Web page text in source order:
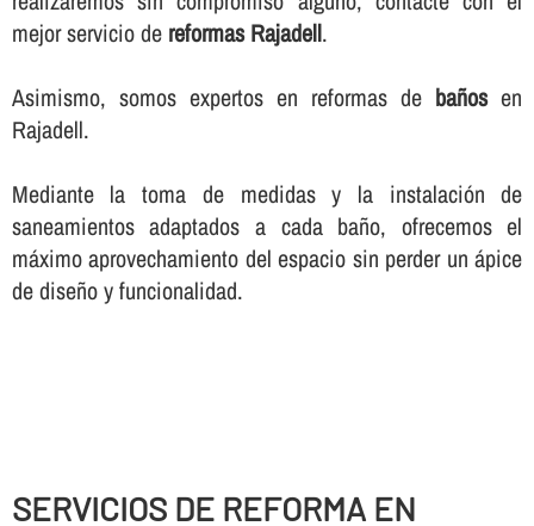
mejor servicio de reformas Rajadell.
Asimismo, somos expertos en reformas de bañosen
Rajadell.
Mediante la toma de medidas y la instalación de
saneamientos adaptados a cada baño, ofrecemos el
máximo aprovechamiento del espacio sin perder un ápice
de diseño y funcionalidad.
SERVICIOS DE REFORMA EN